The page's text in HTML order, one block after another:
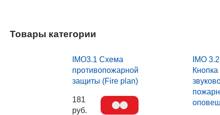
Товары категории
IMO3.1 Схема
противопожарной
защиты (Fire plan)
181
руб.
IMO 3.2
Кнопка